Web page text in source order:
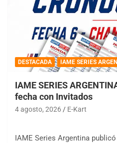
DESTACADA IAME SERIES
IAME SERIES
fecha con Invitados
4 agosto, 2026 E-Kart
IAME Series Argentina